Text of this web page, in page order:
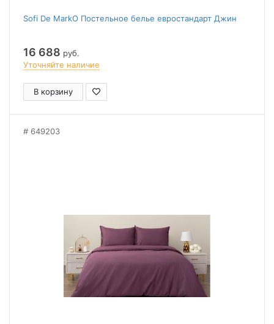
Sofi De MarkO Постельное белье евростандарт Джин
16 688 руб.
Уточняйте наличие
В корзину
649203